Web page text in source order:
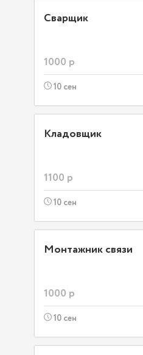
Сварщик
1000 р
10 сен
Кладовщик
1100 р
10 сен
Монтажник связи
1000 р
10 сен